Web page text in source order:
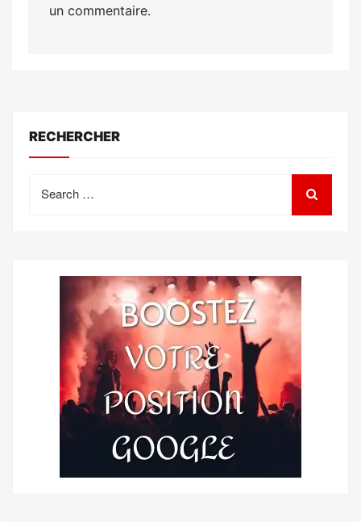
un commentaire.
RECHERCHER
for: